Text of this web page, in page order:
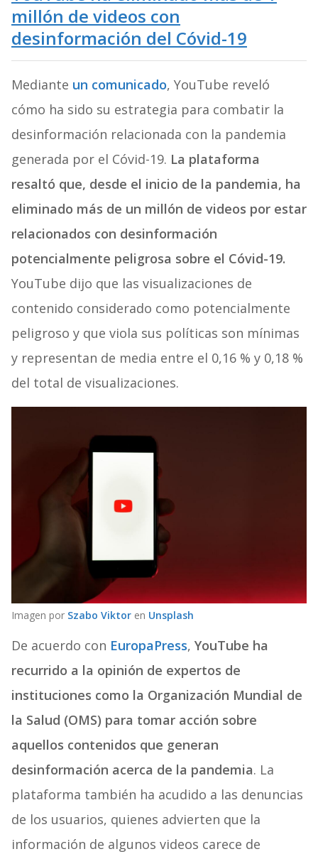
millón de videos con
desinformación del Cóvid-19
Mediante un comunicado, YouTube reveló
cómo ha sido su estrategia para combatir la
desinformación relacionada con la pandemia
generada por el Cóvid-19. La plataforma
resaltó que, desde el inicio de la pandemia, ha
eliminado más de un millón de videos por estar
relacionados con desinformación
potencialmente peligrosa sobre el Cóvid-19.
YouTube dijo que las visualizaciones de
contenido considerado como potencialmente
peligroso y que viola sus políticas son mínimas
y representan de media entre el 0,16 % y 0,18 %
del total de visualizaciones.
Imagen por Szabo Viktoren Unsplash
De acuerdo con EuropaPress, YouTube ha
recurrido a la opinión de expertos de
instituciones como la Organización Mundial de
la Salud (OMS) para tomar acción sobre
aquellos contenidos que generan
desinformación acerca de la pandemia. La
plataforma también ha acudido a las denuncias
de los usuarios, quienes advierten que la
información de algunos videos carece de